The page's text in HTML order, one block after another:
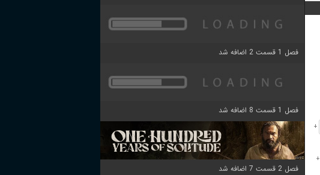
+
+
فصل 1 قسمت 2 اضافه شد
فصل 1 قسمت 8 اضافه شد
فصل 2 قسمت 7 اضافه شد